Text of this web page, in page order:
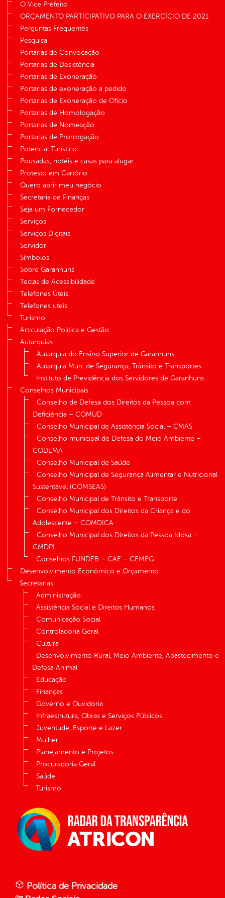
O Vice Prefeito
ORÇAMENTO PARTICIPATIVO PARA O EXERCÍCIO DE 2021
Perguntas Frequentes
Pesquisa
Portarias de Convocação
Portarias de Desistência
Portarias de Exoneração
Portarias de exoneração a pedido
Portarias de Exoneração de Ofício
Portarias de Homologação
Portarias de Nomeação
Portarias de Prorrogação
Potencial Turístico
Pousadas, hotéis e casas para alugar
Protesto em Cartório
Quero abrir meu negócio
Secretaria de Finanças
Seja um Fornecedor
Serviços
Serviços Digitais
Servidor
Símbolos
Sobre Garanhuns
Teclas de Acessibilidade
Telefones Úteis
Telefones úteis
Turismo
Articulação Política e Gestão
Autarquias
Autarquia do Ensino Superior de Garanhuns
Autarquia Mun. de Segurança, Trânsito e Transportes
Instituto de Previdência dos Servidores de Garanhuns
Conselhos Municipais
Conselho de Defesa dos Direitos da Pessoa com
Deficiência – COMUD
Conselho Municipal de Assistência Social – CMAS
Conselho municipal de Defesa do Meio Ambiente –
CODEMA
Conselho Municipal de Saúde
Conselho Municipal de Segurança Alimentar e Nutricional
Sustentável (COMSEAS)
Conselho Municipal de Trânsito e Transporte
Conselho Municipal dos Direitos da Criança e do
Adolescente – COMDICA
Conselho Municipal dos Direitos da Pessoa Idosa –
CMDPI
Conselhos FUNDEB – CAE – CEMEG
Desenvolvimento Econômico e Orçamento
Secretarias
Administração
Assistência Social e Direitos Humanos
Comunicação Social
Controladoria Geral
Cultura
Desenvolvimento Rural, Meio Ambiente, Abastecimento e
Defesa Animal
Educação
Finanças
Governo e Ouvidoria
Infraestrutura, Obras e Serviços Públicos
Juventude, Esporte e Lazer
Mulher
Planejamento e Projetos
Procuradoria Geral
Saúde
Turismo
Política de Privacidade